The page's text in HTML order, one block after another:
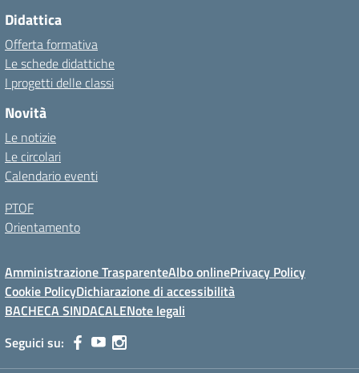
Didattica
Offerta formativa
Le schede didattiche
I progetti delle classi
Novità
Le notizie
Le circolari
Calendario eventi
PTOF
Orientamento
Amministrazione TrasparenteAlbo onlinePrivacy Policy
Cookie PolicyDichiarazione di accessibilità
BACHECA SINDACALENote legali
Seguici su: